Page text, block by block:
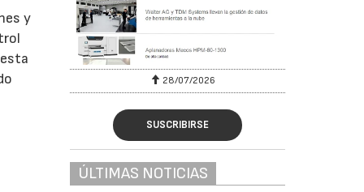
y
28/07/2026
SUSCRIBIRSE
ÚLTIMAS NOTICIAS